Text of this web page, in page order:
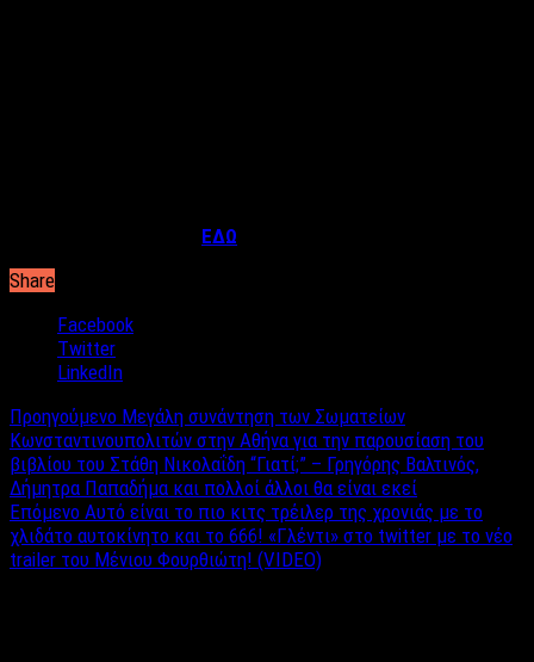
ΕΔΩ
Share
Facebook
Twitter
LinkedIn
Προηγούμενο Μεγάλη συνάντηση των Σωματείων
Κωνσταντινουπολιτών στην Αθήνα για την παρουσίαση του
βιβλίου του Στάθη Νικολαΐδη “Γιατί;” – Γρηγόρης Βαλτινός,
Δήμητρα Παπαδήμα και πολλοί άλλοι θα είναι εκεί
Επόμενο Αυτό είναι το πιο κιτς τρέιλερ της χρονιάς με το
χλιδάτο αυτοκίνητο και το 666! «Γλέντι» στο twitter με το νέο
trailer του Μένιου Φουρθιώτη! (VIDEO)